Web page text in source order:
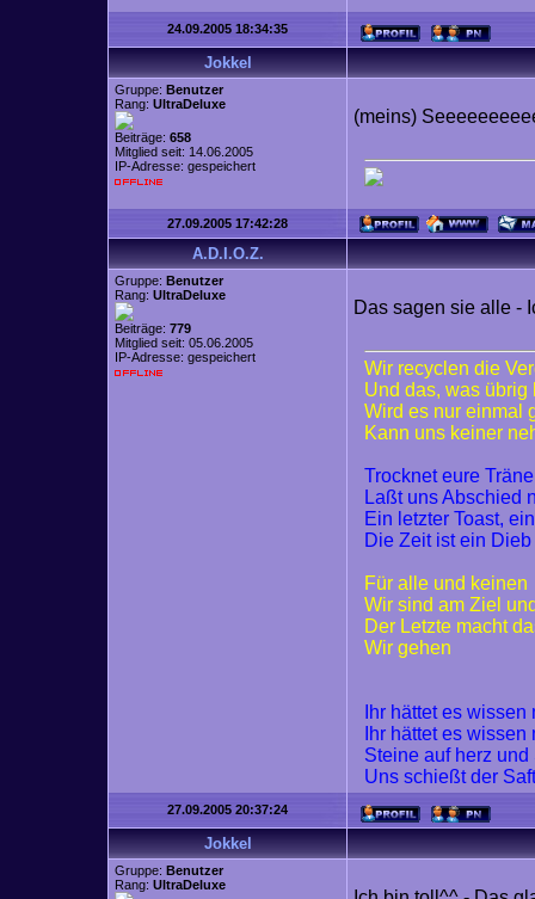
24.09.2005 18:34:35
Jokkel
Gruppe: Benutzer
Rang: UltraDeluxe
Beiträge: 658
Mitglied seit: 14.06.2005
IP-Adresse: gespeichert
(meins)
27.09.2005 17:42:28
A.D.I.O.Z.
Gruppe: Benutzer
Rang: UltraDeluxe
Beiträge: 779
Mitglied seit: 05.06.2005
IP-Adresse: gespeichert
Das sagen sie alle -
Wir recyclen die
Und das, was übrig
Wird es nur einmal
Kann uns keiner
Trocknet eure
Laßt uns Abschied
Ein letzter Toast,
Die Zeit ist ein Dieb
Für alle und keinen
Wir sind am Ziel
Der Letzte macht
Wir gehen
Ihr hättet es wissen
Ihr hättet es wissen
Steine auf herz und
Uns schießt der
27.09.2005 20:37:24
Jokkel
Gruppe: Benutzer
Rang: UltraDeluxe